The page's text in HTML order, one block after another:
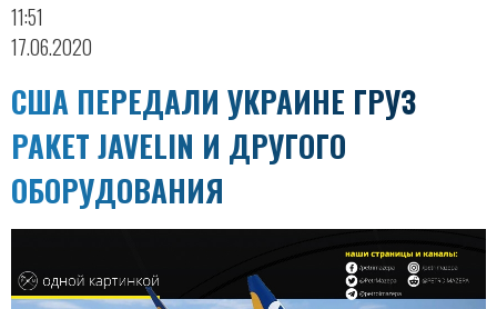
11:51
17.06.2020
США ПЕРЕДАЛИ УКРАИНЕ ГРУЗ
РАКЕТ JAVELIN И ДРУГОГО
ОБОРУДОВАНИЯ